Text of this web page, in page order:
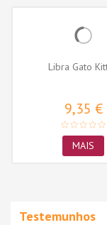
Libra Gato
9,35 €
MAIS
Testemunhos